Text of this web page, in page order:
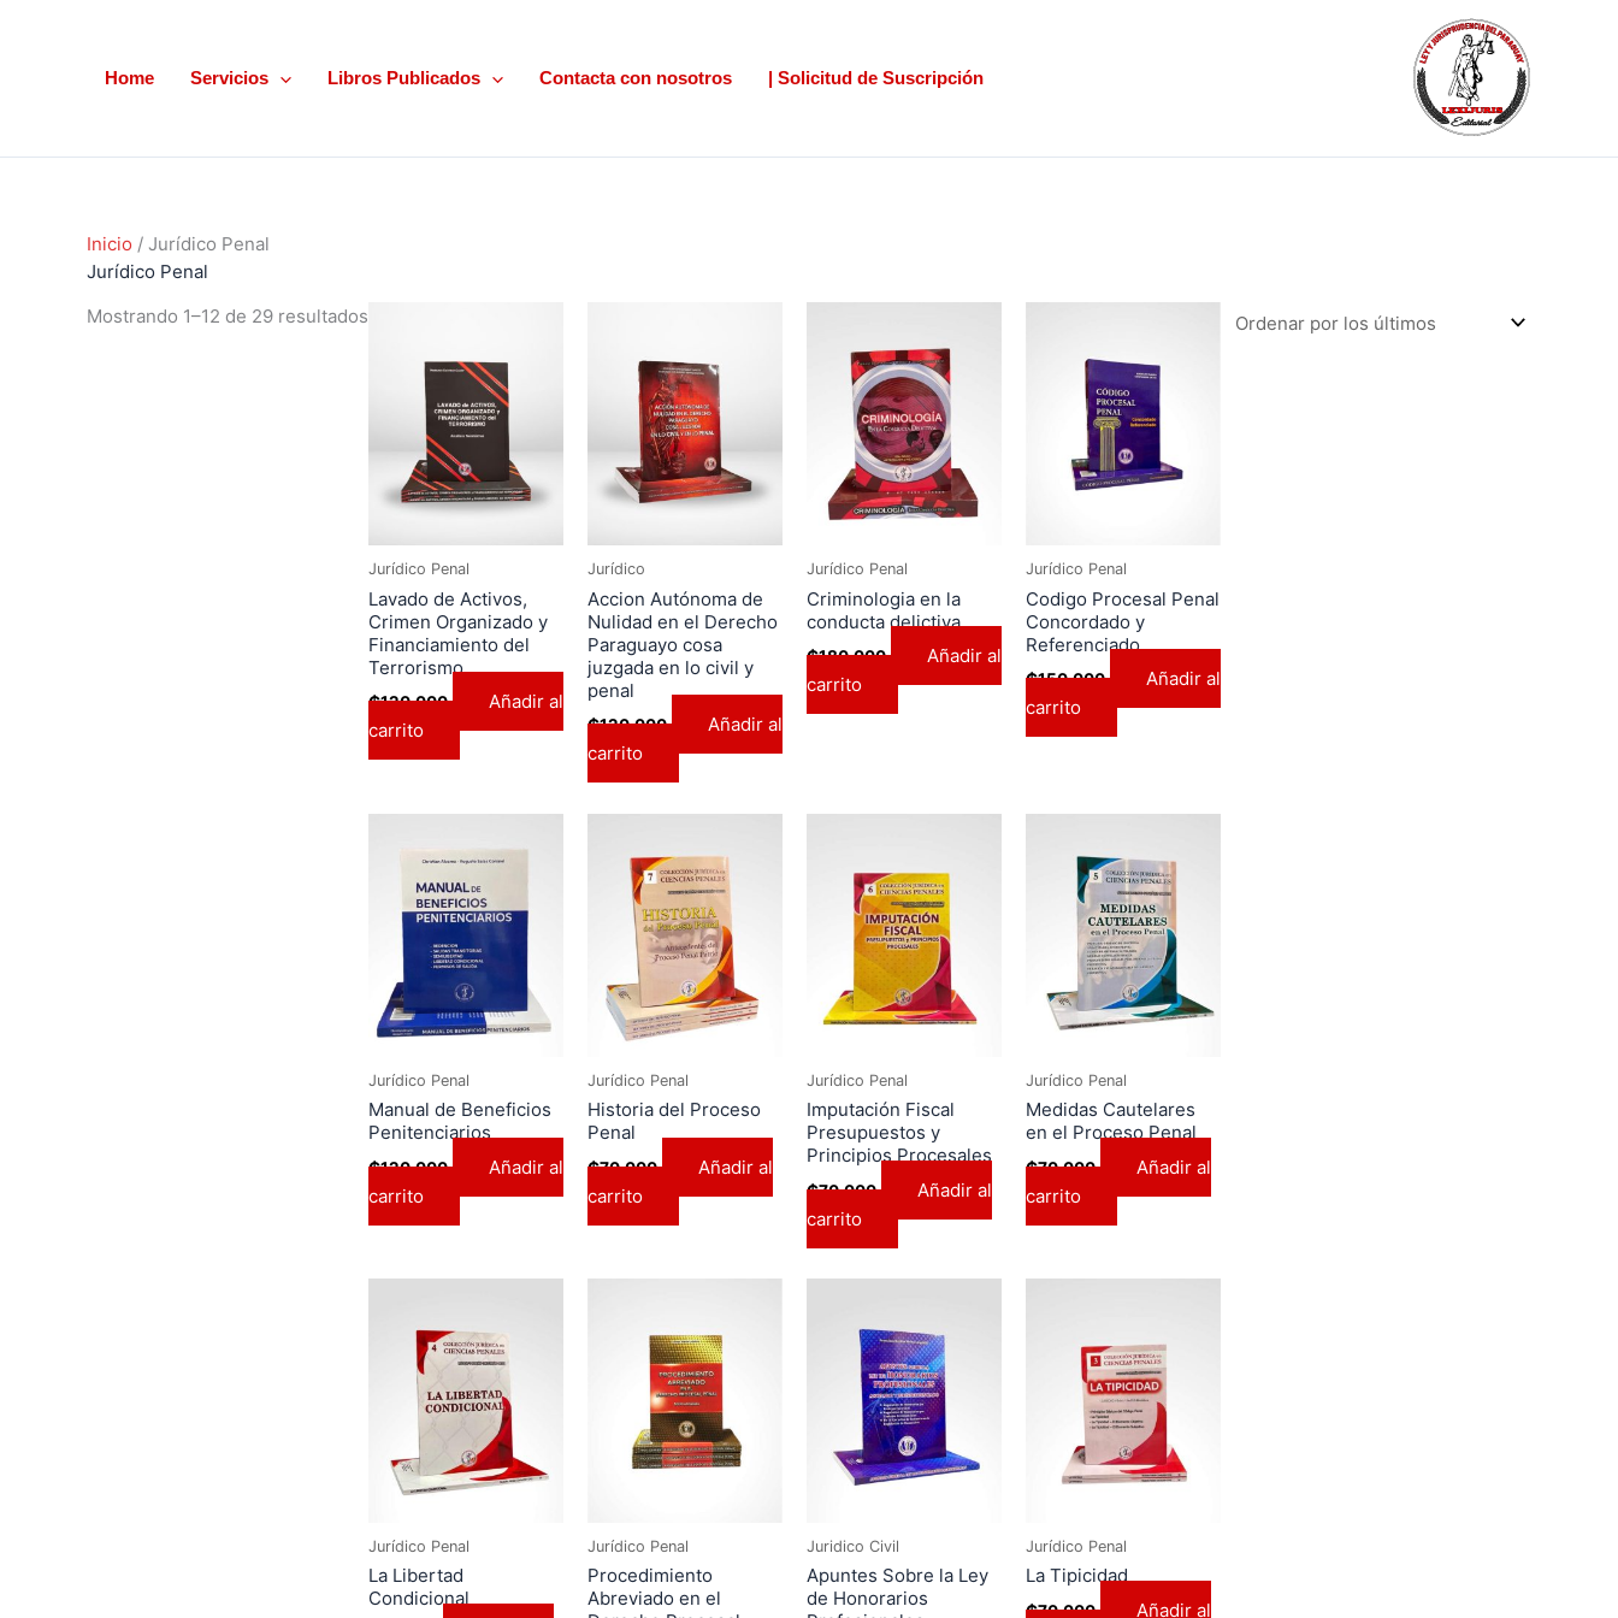
Home Servicios Libros Publicados Contacta con nosotros | Solicitud de Suscripción
Inicio / Jurídico Penal
Jurídico Penal
Mostrando 1–12 de 29 resultados
los
Jurídico Penal
Lavado de Activos,
Crimen Organizado y
Financiamiento del
Terrorismo
₲120.000
Añadir al
carrito
Jurídico
Accion Autónoma de
Nulidad en el Derecho
Paraguayo cosa
juzgada en lo civil y
penal
₲120.000
Añadir al
carrito
Jurídico Penal
Criminologia en la
conducta delictiva
₲180.000
Añadir al
carrito
Jurídico Penal
Codigo Procesal Penal
Concordado y
Referenciado
₲150.000
Añadir al
carrito
Jurídico Penal
Manual de Beneficios
Penitenciarios
₲120.000
Añadir al
carrito
Jurídico Penal
Historia del Proceso
Penal
₲70.000
Añadir al
carrito
Jurídico Penal
Imputación Fiscal
Presupuestos y
Principios Procesales
₲70.000
Añadir al
carrito
Jurídico Penal
Medidas Cautelares
en el Proceso Penal
₲70.000
Añadir al
carrito
Jurídico Penal
La Libertad
Condicional
Jurídico Penal
Procedimiento
Abreviado en el
Juridico Civil
Apuntes Sobre la Ley
de Honorarios
Jurídico Penal
La Tipicidad
₲70.000 Añadir al